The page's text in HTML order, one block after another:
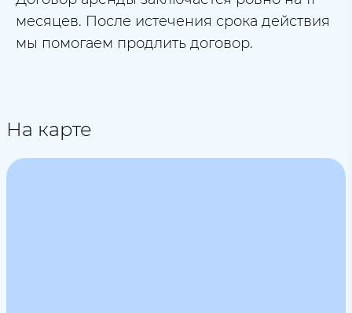
месяцев. После истечения срока действия
мы помогаем продлить договор.
На карте